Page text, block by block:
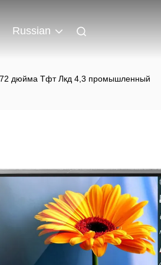
Russian
дюйма Тфт Лкд 4,3 промышленный